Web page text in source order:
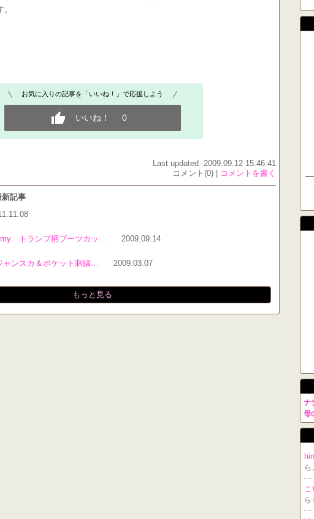
お気に入りの記事を「いいね！」で応援しよう
いいね！ 0
Last updated 2009.09.12 15:46:41
コメント(0) |
コメントを書く
新記事
トランプ柄ブーツカッ… 2009.09.14
ンスカ＆ポケット刺繍… 2009.03.07
もっと見る
ナ
母
こ